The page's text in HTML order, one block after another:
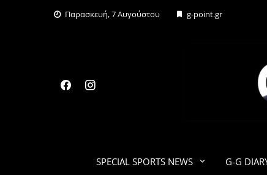
Παρασκευή, 7 Αυγούστου g-point.gr
SPECIAL SPORTS NEWS G-G